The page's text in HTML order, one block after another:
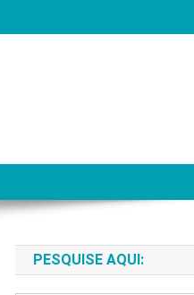
PESQUISE AQUI: